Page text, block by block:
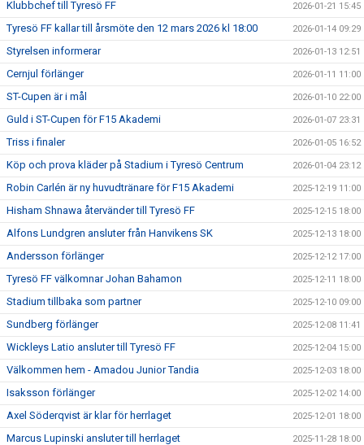
Klubbchef till Tyresö FF 2026-01-21 15:45
Tyresö FF kallar till årsmöte den 12 mars 2026 kl 18:00 2026-01-14 09:29
Styrelsen informerar 2026-01-13 12:51
Cernjul förlänger 2026-01-11 11:00
ST-Cupen är i mål 2026-01-10 22:00
Guld i ST-Cupen för F15 Akademi 2026-01-07 23:31
Triss i finaler 2026-01-05 16:52
Köp och prova kläder på Stadium i Tyresö Centrum 2026-01-04 23:12
Robin Carlén är ny huvudtränare för F15 Akademi 2025-12-19 11:00
Hisham Shnawa återvänder till Tyresö FF 2025-12-15 18:00
Alfons Lundgren ansluter från Hanvikens SK 2025-12-13 18:00
Andersson förlänger 2025-12-12 17:00
Tyresö FF välkomnar Johan Bahamon 2025-12-11 18:00
Stadium tillbaka som partner 2025-12-10 09:00
Sundberg förlänger 2025-12-08 11:41
Wickleys Latio ansluter till Tyresö FF 2025-12-04 15:00
Välkommen hem - Amadou Junior Tandia 2025-12-03 18:00
Isaksson förlänger 2025-12-02 14:00
Axel Söderqvist är klar för herrlaget 2025-12-01 18:00
Marcus Lupinski ansluter till herrlaget 2025-11-28 18:00